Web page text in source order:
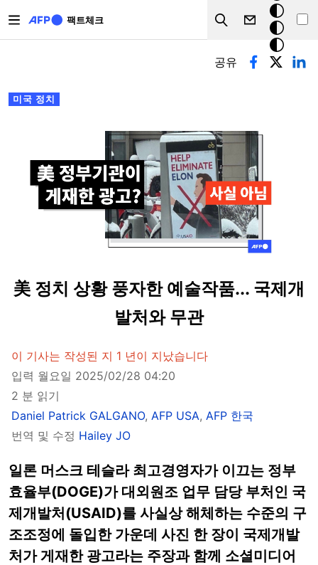
팩트체크
Search
크
모
드
기본탭
미국 정치
공유
美 정치 상황 풍자한 예술작품... 국제개
발처와 무관
이 기사는 작성된 지 1 년이 지났습니다
입력 월요일 2025/02/28 04:20
2 분 읽기
Daniel Patrick GALGANO, AFP USA, AFP 한국
번역 및 수정 Hailey JO
일론 머스크 테슬라 최고경영자가 이끄는 정부
효율부(DOGE)가 대외원조 업무 담당 부처인 국
제개발처(USAID)를 사실상 해체하는 수준의 구
조조정에 돌입한 가운데 사진 한 장이 국제개발
처가 게재한 광고라는 주장과 함께 소셜미디어